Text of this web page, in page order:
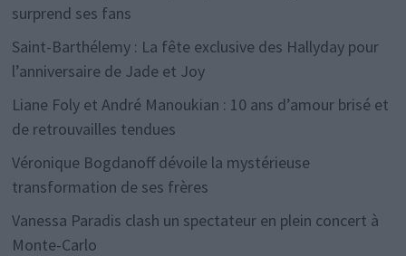
surprend ses fans
Saint-Barthélemy : La fête exclusive des Hallyday pour
l’anniversaire de Jade et Joy
Liane Foly et André Manoukian : 10 ans d’amour brisé et
de retrouvailles tendues
Véronique Bogdanoff dévoile la mystérieuse
transformation de ses frères
Vanessa Paradis clash un spectateur en plein concert à
Monte-Carlo